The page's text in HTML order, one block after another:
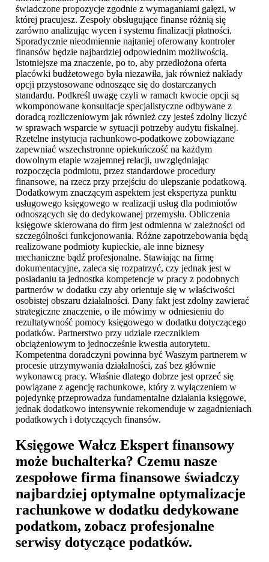
świadczone propozycje zgodnie z wymaganiami gałęzi, w
której pracujesz. Zespoły obsługujące finanse różnią się
zarówno analizując wycen i systemu finalizacji płatności.
Sporadycznie nieodmiennie najtaniej oferowany kontroler
finansów będzie najbardziej odpowiednim możliwością.
Istotniejsze ma znaczenie, po to, aby przedłożona oferta
placówki budżetowego była niezawiła, jak również nakłady
opcji przystosowane odnoszące się do dostarczanych
standardu. Podkreśl uwagę czyli w ramach kwocie opcji są
wkomponowane konsultacje specjalistyczne odbywane z
doradcą rozliczeniowym jak również czy jesteś zdolny liczyć
w sprawach wsparcie w sytuacji potrzeby audytu fiskalnej.
Rzetelne instytucja rachunkowo-podatkowe zobowiązane
zapewniać wszechstronne opiekuńczość na każdym
dowolnym etapie wzajemnej relacji, uwzględniając
rozpoczęcia podmiotu, przez standardowe procedury
finansowe, na rzecz przy przejściu do ulepszanie podatkową.
Dodatkowym znaczącym aspektem jest ekspertyza punktu
usługowego księgowego w realizacji usług dla podmiotów
odnoszących się do dedykowanej przemysłu. Obliczenia
księgowe skierowana do firm jest odmienna w zależności od
szczególności funkcjonowania. Różne zapotrzebowania będą
realizowane podmioty kupieckie, ale inne biznesy
mechaniczne bądź profesjonalne. Stawiając na firmę
dokumentacyjne, zaleca się rozpatrzyć, czy jednak jest w
posiadaniu ta jednostka kompetencje w pracy z podobnych
partnerów w dodatku czy aby orientuje się w właściwości
osobistej obszaru działalności. Dany fakt jest zdolny zawierać
strategiczne znaczenie, o ile mówimy w odniesieniu do
rezultatywność pomocy księgowego w dodatku dotyczącego
podatków. Partnerstwo przy udziale rzecznikiem
obciążeniowym to jednocześnie kwestia autorytetu.
Kompetentna doradczyni powinna być Waszym partnerem w
procesie utrzymywania działalności, zaś bez głównie
wykonawcą pracy. Właśnie dlatego dobrze jest oprzeć się
powiązane z agencję rachunkowe, który z wyłączeniem w
pojedynkę przeprowadza fundamentalne działania księgowe,
jednak dodatkowo intensywnie rekomenduje w zagadnieniach
podatkowych i dotyczących finansów.
Księgowe Wałcz Ekspert finansowy
może buchalterka? Czemu nasze
zespołowe firma finansowe świadczy
najbardziej optymalne optymalizacje
rachunkowe w dodatku dedykowane
podatkom, zobacz profesjonalne
serwisy dotyczące podatków.